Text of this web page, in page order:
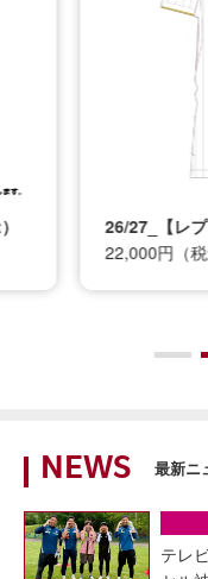
26/27_【レ
22,000円（税
NEWS 最新ニ
テレ